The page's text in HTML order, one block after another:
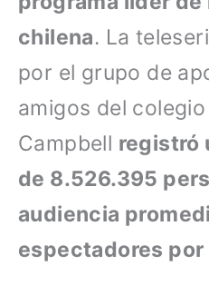
chilena. La
por el grupo de
amigos del
Campbell registró
de 8.526.395
audiencia
espectadores por